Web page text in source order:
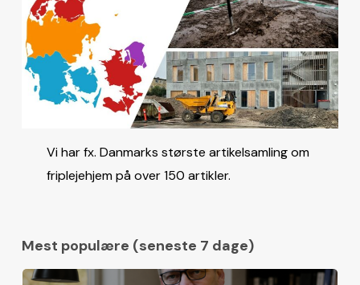
Vi har fx. Danmarks største artikelsamling om
friplejehjem på over 150 artikler.
Mest populære (seneste 7 dage)